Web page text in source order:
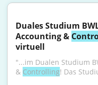
Duales Studium
Accounting &
virtuell
"...im Dualen Studium
& Controlling! Das